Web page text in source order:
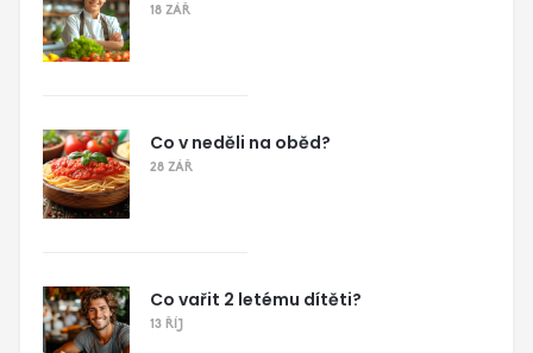
18 ZÁŘ
Co v neděli na oběd?
28 ZÁŘ
Co vařit 2 letému dítěti?
13 ŘÍJ